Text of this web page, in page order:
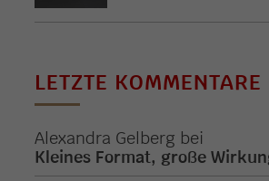
LETZTE KOMMENTARE
Alexandra Gelberg bei
Kleines Format, große